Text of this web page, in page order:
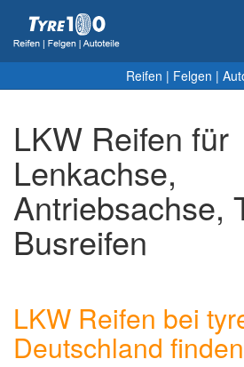
Reifen | Felgen |
LKW Reifen für
Lenkachse,
Antriebsachse,
Busreifen
LKW Reifen bei
Deutschland finden